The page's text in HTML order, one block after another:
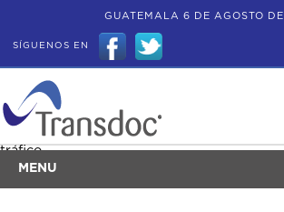
GUATEMALA 6 DE AGOSTO
SÍGUENOS EN
MENU
tráfico